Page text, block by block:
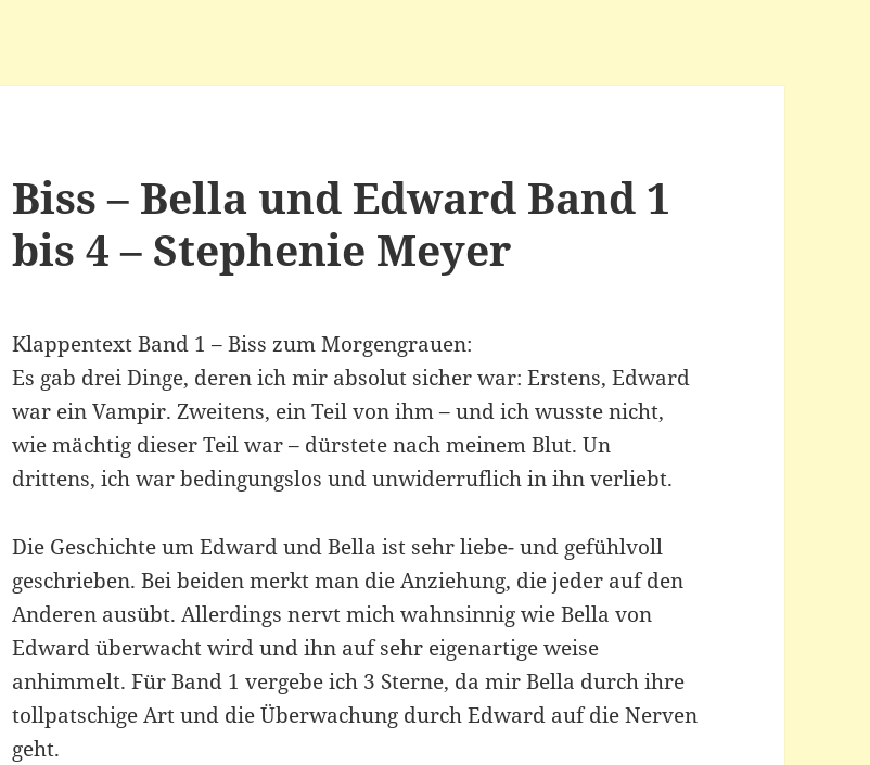
Biss – Bella und Edward Band 1
bis 4 – Stephenie Meyer
Klappentext Band 1 – Biss zum Morgengrauen:
Es gab drei Dinge, deren ich mir absolut sicher war: Erstens, Edward
war ein Vampir. Zweitens, ein Teil von ihm – und ich wusste nicht,
wie mächtig dieser Teil war – dürstete nach meinem Blut. Un
drittens, ich war bedingungslos und unwiderruflich in ihn verliebt.
Die Geschichte um Edward und Bella ist sehr liebe- und gefühlvoll
geschrieben. Bei beiden merkt man die Anziehung, die jeder auf den
Anderen ausübt. Allerdings nervt mich wahnsinnig wie Bella von
Edward überwacht wird und ihn auf sehr eigenartige weise
anhimmelt. Für Band 1 vergebe ich 3 Sterne, da mir Bella durch ihre
tollpatschige Art und die Überwachung durch Edward auf die Nerven
geht.